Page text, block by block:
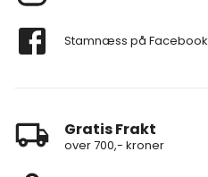
Stamnæss på Facebook
Gratis Frakt
over 700,- kroner